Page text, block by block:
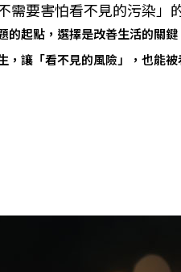
需要害怕看不見的污染」
的起點，選擇是改善生活的關鍵
，讓「看不見的風險」，也能